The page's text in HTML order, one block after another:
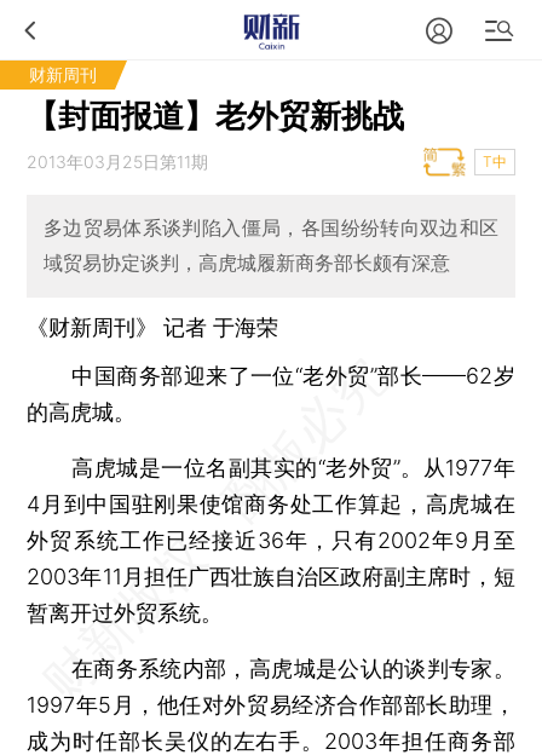
财新周刊
【封面报道】老外贸新挑战
2013年03月25日第11期 T中
多边贸易体系谈判陷入僵局，各国纷纷转向双边和区
域贸易协定谈判，高虎城履新商务部长颇有深意
《财新周刊》 记者于海荣
中国商务部迎来了一位“老外贸”部长——62岁
的高虎城。
高虎城是一位名副其实的“老外贸”。从1977年
4月到中国驻刚果使馆商务处工作算起，高虎城在
外贸系统工作已经接近36年，只有2002年9月至
2003年11月担任广西壮族自治区政府副主席时，短
暂离开过外贸系统。
在商务系统内部，高虎城是公认的谈判专家。
1997年5月，他任对外贸易经济合作部部长助理，
成为时任部长吴仪的左右手。2003年担任商务部